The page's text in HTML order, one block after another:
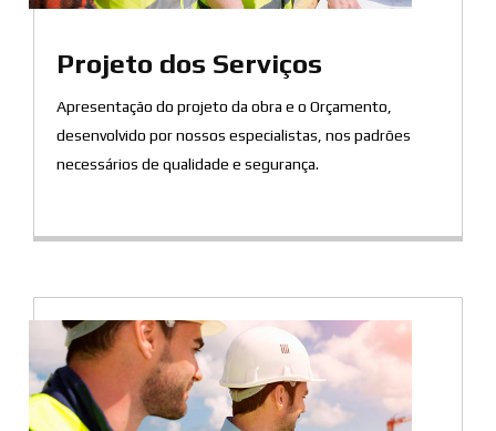
Projeto dos Serviços
Apresentação do projeto da obra e o Orçamento,
desenvolvido por nossos especialistas, nos padrões
necessários de qualidade e segurança.